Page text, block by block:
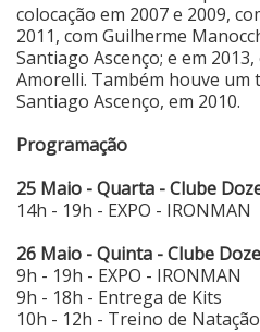
colocação em 2007 e 2009,
2011, com Guilherme
Santiago Ascenço; e em
Amorelli. Também houve um
Santiago Ascenço, em 2010.
Programação
25 Maio - Quarta - Clube
14h - 19h - EXPO - IRONMAN
26 Maio - Quinta - Clube
9h - 19h - EXPO - IRONMAN
9h - 18h - Entrega de Kits
10h - 12h - Treino de Natação